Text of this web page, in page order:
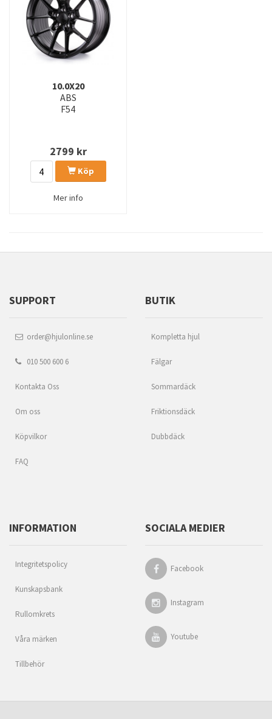
10.0X20
ABS
F54
2799 kr
Köp
Mer info
SUPPORT
order@hjulonline.se
010 500 600 6
Kontakta Oss
Om oss
Köpvilkor
FAQ
BUTIK
Kompletta hjul
Fälgar
Sommardäck
Friktionsdäck
Dubbdäck
INFORMATION
Integritetspolicy
Kunskapsbank
Rullomkrets
Våra märken
Tillbehör
SOCIALA MEDIER
Facebook
Instagram
Youtube